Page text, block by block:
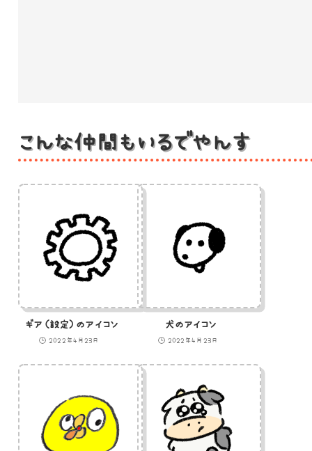
こんな仲間もいるでやんす
ギア（設定）のアイコン
2022年4月23日
犬のアイコン
2022年4月23日